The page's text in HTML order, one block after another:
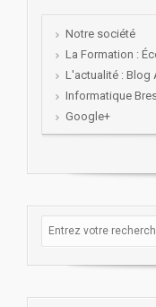
Notre société
La Formation :
L'actualité : Blog
Informatique
Google+